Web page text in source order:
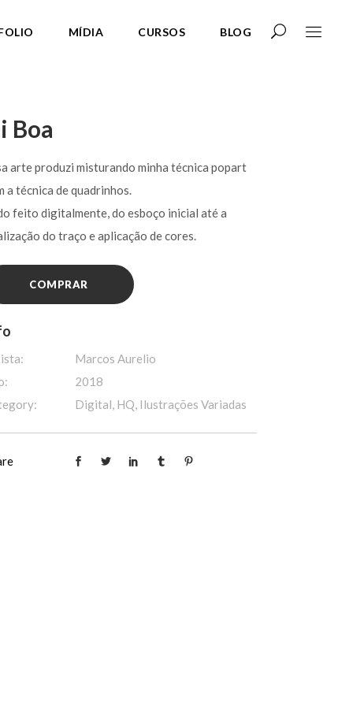
MÍDIA CURSOS BLOG
Boa
arte produzi misturando minha técnica popart
a técnica de quadrinhos.
feito digitalmente, do esboço inicial até a
do traço e aplicação de cores.
COMPRAR
Marcos Aurelio
2018
Digital, HQ, Ilustrações Variadas